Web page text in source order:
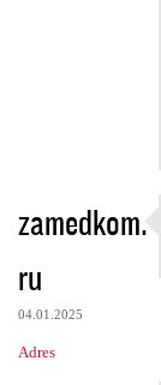
zamedkom.
ru
04.01.2025
Adres